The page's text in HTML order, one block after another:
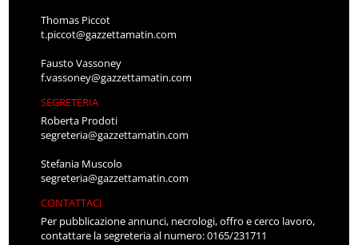
Thomas Piccot
t.piccot@gazzettamatin.com
Fausto Vassoney
f.vassoney@gazzettamatin.com
SEGRETERIA
Roberta Prodoti
segreteria@gazzettamatin.com
Stefania Muscolo
segreteria@gazzettamatin.com
CONTATTACI
Per pubblicazione annunci, necrologi, offro e cerco lavoro,
contattare la segreteria al numero: 0165/231711